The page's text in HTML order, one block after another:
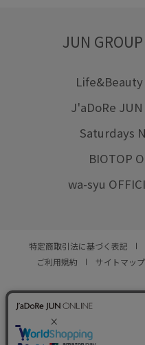
JUN
J'aDoRe
Saturdays
BIOTOP
wa-syu
特定商取引法に基づく表記
ご利用規約
サイトマップ
© JUN CO.,LTD.